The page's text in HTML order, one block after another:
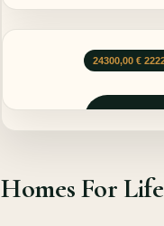
24300,00 € Le
Homes For Life